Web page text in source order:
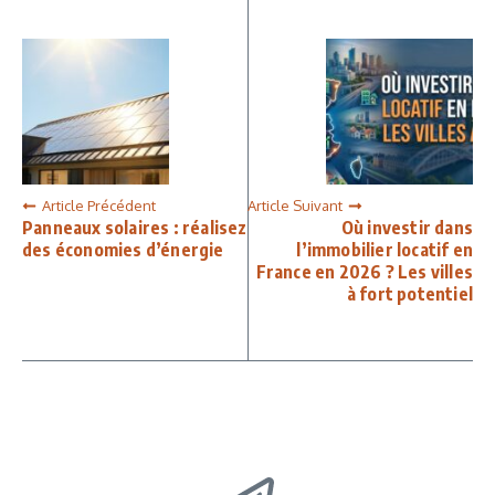
Article Précédent
Panneaux solaires : réalisez
des économies d’énergie
Article Suivant
Où investir dans
l’immobilier locatif en
France en 2026 ? Les villes
à fort potentiel